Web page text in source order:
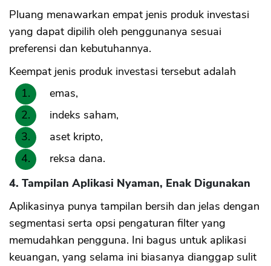
Pluang menawarkan empat jenis produk investasi
yang dapat dipilih oleh penggunanya sesuai
preferensi dan kebutuhannya.
Keempat jenis produk investasi tersebut adalah
emas,
indeks saham,
aset kripto,
reksa dana.
4. Tampilan Aplikasi Nyaman, Enak Digunakan
Aplikasinya punya tampilan bersih dan jelas dengan
segmentasi serta opsi pengaturan filter yang
memudahkan pengguna. Ini bagus untuk aplikasi
keuangan, yang selama ini biasanya dianggap sulit